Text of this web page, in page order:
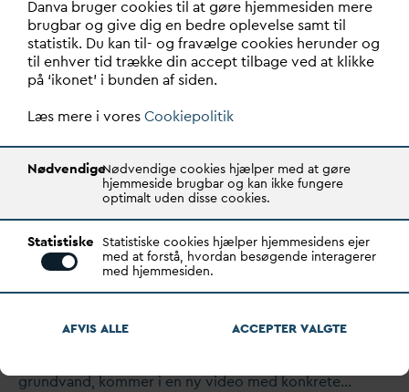
og terrænnært grundvand. Høringsfristen er de…
Grundvandets stemmer skal
inspirere de lokale treparter
grundvand, kommer i en ny video med konkrete…
Danva bruger cookies til at gøre hjemmesiden mere
brugbar og give dig en bedre oplevelse samt til
statistik. Du kan til- og fravælge cookies herunder og
til enhver tid trække din accept tilbage ved at klikke
på ‘ikonet’ i bunden af siden.
Læs mere i voresCookiepolitik
NødvendigeNødvendige cookies hjælper med at gøre
hjemmeside brugbar og kan ikke fungere
optimalt uden disse cookies.
Statistiske Statistiske cookies hjælper hjemmesidens ejer
med at forstå, hvordan besøgende interagerer
med hjemmesiden.
AFVIS ALLE ACCEPTERVALGTE